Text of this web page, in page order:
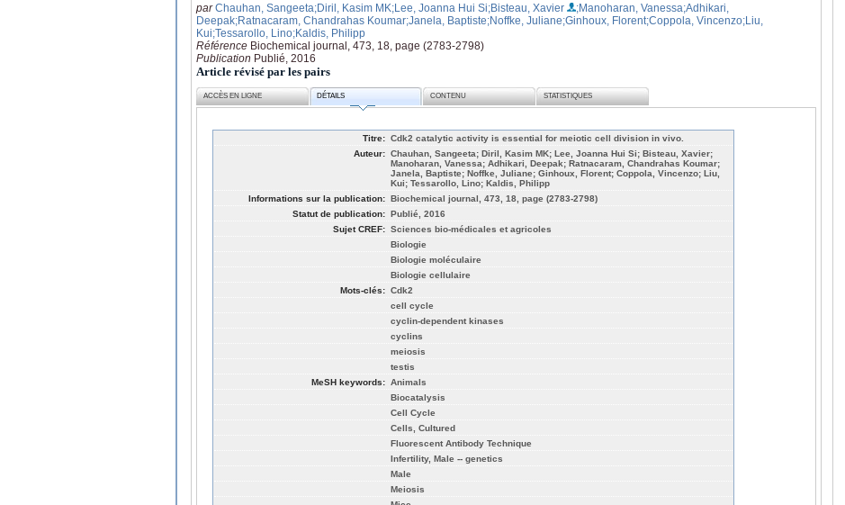
parChauhan, Sangeeta;Diril, Kasim MK;Lee, Joanna Hui Si;Bisteau, Xavier ;Manoharan, Vanessa;Adhikari,
Deepak;Ratnacaram, Chandrahas Koumar;Janela, Baptiste;Noffke, Juliane;Ginhoux, Florent;Coppola, Vincenzo;Liu,
Kui;Tessarollo, Lino;Kaldis, Philipp
Référence Biochemical journal, 473, 18, page (2783-2798)
Publication Publié, 2016
Article révisé par les pairs
ACCÈS EN LIGNE DÉTAILS CONTENU STATISTIQUES
Titre: Cdk2 catalytic activity is essential for meiotic cell division in vivo.
Auteur: Chauhan, Sangeeta; Diril, Kasim MK; Lee, Joanna Hui Si; Bisteau, Xavier;
Manoharan, Vanessa; Adhikari, Deepak; Ratnacaram, Chandrahas Koumar;
Janela, Baptiste; Noffke, Juliane; Ginhoux, Florent; Coppola, Vincenzo; Liu,
Kui; Tessarollo, Lino; Kaldis, Philipp
Informations sur la publication: Biochemical journal, 473, 18, page (2783-2798)
Statut de publication: Publié, 2016
Sujet CREF: Sciences bio-médicales et agricoles
Biologie
Biologie moléculaire
Biologie cellulaire
Mots-clés: Cdk2
cell cycle
cyclin-dependent kinases
cyclins
meiosis
testis
MeSH keywords: Animals
Biocatalysis
Cell Cycle
Cells, Cultured
Fluorescent Antibody Technique
Infertility, Male -- genetics
Male
Meiosis